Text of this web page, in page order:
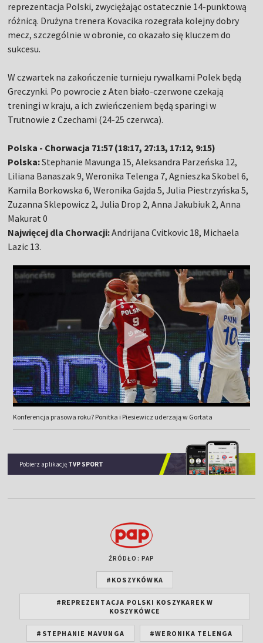
reprezentacja Polski, zwyciężając ostatecznie 14-punktową
różnicą. Drużyna trenera Kovacika rozegrała kolejny dobry
mecz, szczególnie w obronie, co okazało się kluczem do
sukcesu.
W czwartek na zakończenie turnieju rywalkami Polek będą
Greczynki. Po powrocie z Aten biało-czerwone czekają
treningi w kraju, a ich zwieńczeniem będą sparingi w
Trutnowie z Czechami (24-25 czerwca).
Polska - Chorwacja 71:57 (18:17, 27:13, 17:12, 9:15)
Polska:Stephanie Mavunga 15, Aleksandra Parzeńska 12,
Liliana Banaszak 9, Weronika Telenga 7, Agnieszka Skobel 6,
Kamila Borkowska 6, Weronika Gajda 5, Julia Piestrzyńska 5,
Zuzanna Sklepowicz 2, Julia Drop 2, Anna Jakubiuk 2, Anna
Makurat 0
Najwięcej dla Chorwacji:Andrijana Cvitkovic 18, Michaela
Lazic 13.
Konferencja prasowa roku? Ponitka i Piesiewicz uderzają w Gortata
Pobierz aplikację TVP SPORT
ŹRÓDŁO: PAP
#KOSZYKÓWKA
#REPREZENTACJA POLSKI KOSZYKAREK W
KOSZYKÓWCE
#STEPHANIE MAVUNGA #WERONIKA TELENGA